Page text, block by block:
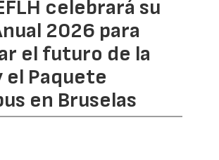
celebrará su
2026 para
el futuro de la
el Paquete
en Bruselas